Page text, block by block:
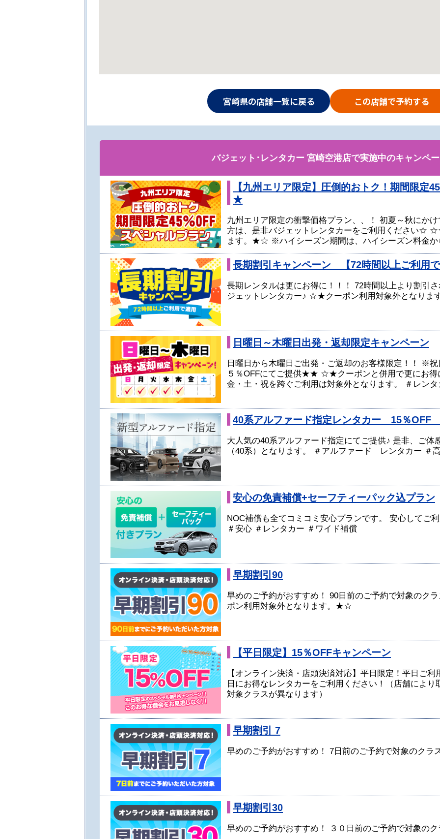
宮崎県の店舗一覧に戻る この店舗で予約する
バジェット･レンタカー 宮崎空港店で実施中のキャンペ
【九州エリア限定】圧倒的おトク！期間限定
★
九州エリア限定の衝撃価格プラン、、！ 初夏～秋にか
方は、是非バジェットレンタカーをご利用ください☆
ます。★☆ ※ハイシーズン期間は、ハイシーズン料金か
長期割引キャンペーン 【72時間以上ご利用
長期レンタルは更にお得に！！！ 72時間以上より割引
ジェットレンタカー♪ ☆★クーポン利用対象外となり
日曜日～木曜日出発・返却限定キャンペーン
日曜日から木曜日ご出発・ご返却のお客様限定！！ ※
５％OFFにてご提供★★ ☆★クーポンと併用で更にお
金・土・祝を跨ぐご利用は対象外となります。 ＃レンタ
40系アルファード指定レンタカー 15％
大人気の40系アルファード指定にてご提供♪ 是非、ご
（40系）となります。 ＃アルファード レンタカー
安心の免責補償+セーフティーパック込プラン
NOC補償も全てコミコミ安心プランです。 安心してご
＃安心 ＃レンタカー ＃ワイド補償
早期割引90
早めのご予約がおすすめ！ 90日前のご予約で対象のク
ポン利用対象外となります。★☆
【平日限定】15％OFFキャンペーン
【オンライン決済・店頭決済対応】平日限定！平日ご
日にお得なレンタカーをご利用ください！（店舗によ
対象クラスが異なります）
早期割引 7
早めのご予約がおすすめ！ 7日前のご予約で対象のクラ
早期割引30
早めのご予約がおすすめ！ ３０日前のご予約で対象の